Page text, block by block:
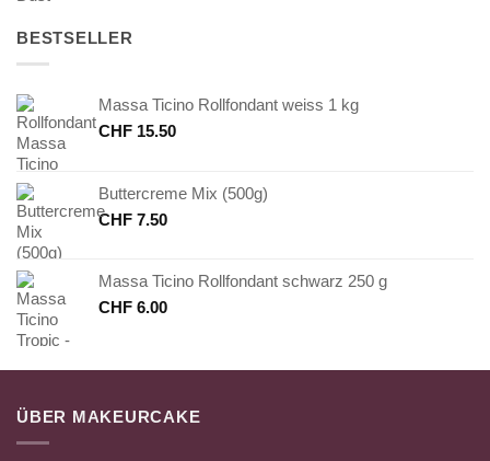
BESTSELLER
Massa Ticino Rollfondant weiss 1 kg
CHF 15.50
Buttercreme Mix (500g)
CHF 7.50
Massa Ticino Rollfondant schwarz 250 g
CHF 6.00
ÜBER MAKEURCAKE